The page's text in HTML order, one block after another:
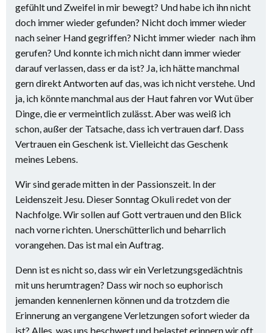
gefühlt und Zweifel in mir bewegt? Und habe ich ihn nicht
doch immer wieder gefunden? Nicht doch immer wieder
nach seiner Hand gegriffen? Nicht immer wieder nach ihm
gerufen? Und konnte ich mich nicht dann immer wieder
darauf verlassen, dass er da ist? Ja, ich hätte manchmal
gern direkt Antworten auf das, was ich nicht verstehe. Und
ja, ich könnte manchmal aus der Haut fahren vor Wut über
Dinge, die er vermeintlich zulässt. Aber was weiß ich
schon, außer der Tatsache, dass ich vertrauen darf. Dass
Vertrauen ein Geschenk ist. Vielleicht das Geschenk
meines Lebens.
Wir sind gerade mitten in der Passionszeit. In der
Leidenszeit Jesu. Dieser Sonntag Okuli redet von der
Nachfolge. Wir sollen auf Gott vertrauen und den Blick
nach vorne richten. Unerschütterlich und beharrlich
vorangehen. Das ist mal ein Auftrag.
Denn ist es nicht so, dass wir ein Verletzungsgedächtnis
mit uns herumtragen? Dass wir noch so euphorisch
jemanden kennenlernen können und da trotzdem die
Erinnerung an vergangene Verletzungen sofort wieder da
ist? Alles, was uns beschwert und belastet erinnern wir oft